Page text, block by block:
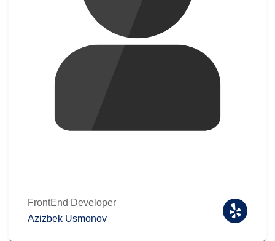
FrontEnd Developer
Azizbek Usmonov